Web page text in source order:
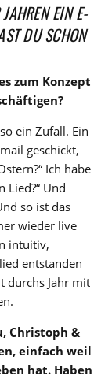
EIN E-
DU SCHON
zum Konzept
ein Zufall. Ein
geschickt,
Ich habe
Lied?“ Und
so ist das
wieder live
intuitiv,
entstanden
durchs Jahr mit
Christoph &
einfach weil
hat. Haben